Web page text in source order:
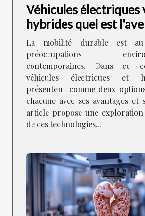
Véhicules électriques
hybrides quel est
mobilité durable
La mobilité durable est
préoccupations
contemporaines. Dans ce
véhicules électriques et
présentent comme deux
chacune avec ses avantages et
article propose une
de ces technologies...